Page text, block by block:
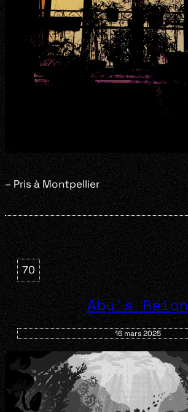
– Pris à Montpellier
70
Aby’s Reign
16 mars 2025